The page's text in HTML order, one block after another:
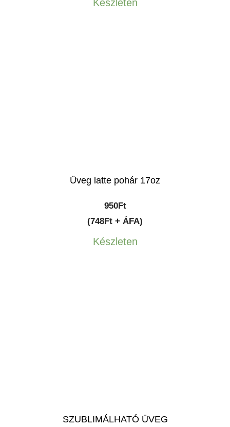
Készleten
Üveg latte pohár 17oz
950Ft
(748Ft + ÁFA)
Készleten
SZUBLIMÁLHATÓ ÜVEG